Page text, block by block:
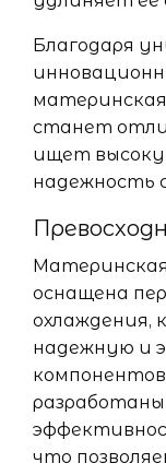
Благодаря
материнская
станет
ищет
надежность
оснащена
охлаждения,
надежную и
что